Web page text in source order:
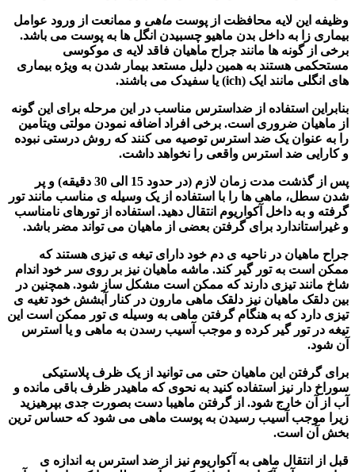
وظیفه این لایه محافظت از پوست ماهی و ممانعت از ورود عوامل
بیماری زا به داخل بدن ماهیو چسبیدن انگل ها به پوست می باشد.
برخی از گونه ها مانند جراح ماهیان فاقد لایه ی موکوسی
مستحکمی هستند به همین دلیل مستعد بیمار شدن به ویژه بیماری
های انگلی مانند ایک (ich) یا سفیدک می باشند.
بنابراین استفاده از ضداسترس مناسب در این مرحله برای این گونه
از ماهیان ضروری است. برخی افراد اضافه نمودن مولتی ویتامین
را به عنوان یک ضد استرس توصیه می کنند که روش درستی نبوده
و کارایی ضد استرس واقعی را نخواهد داشت.
پس از گذشت مدت زمان لازم (در حدود 15 الی 30 دقیقه) و پر
شدن سطل، ماهی ها را با استفاده از یک وسیله ی مناسب مانند تور
گرفته و به داخل آکواریوم انتقال دهید. استفاده از تورهای نامناسب
و غیراستاندارد برای گرفتن بعضی از ماهیان می تواند مضر باشد.
جراح ماهیان در ناحیه ی دم خود دارای تیغه ی تیزی هستند که
ممکن است به تور گیر کند. ماشه ماهیان نیز بر روی سر خود اندام
شاخ مانند تیزی دارند که ممکن است مشکل ساز شود. همچنین در
بین دلقک ماهیان نیز دلقک ماهی مارون در کنار آبشش خود تغیه ی
تیزی دارد که به هنگام گرفتن ماهی به وسیله ی تور ممکن است این
تیغه در تور گیر کرده و موجب آسیب رسدن به ماهی و یا استرس
آن شود.
برای گرفتن این ماهیان حتی می توانید از یک ظرف پلاستیکی
سوراخ دار نیز استفاده کنید به نحوی که ماهیدر ظرف باقی مانده و
آب از آن خارج شود. از گرفتن ماهیبا دست بصورت جدی بپرهیزید
زیرا موجب آسیب رسیدن به پوست ماهی می شود که حساس ترین
بخش آن است.
قبل از انتقال ماهی به آکواریوم نیز از ضد استرس به اندازه ی